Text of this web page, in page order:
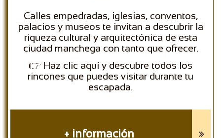
Calles empedradas, iglesias, conventos,
palacios y museos te invitan a descubrir la
riqueza cultural y arquitectónica de esta
ciudad manchega con tanto que ofrecer.
👉 Haz clic aquí y descubre todos los
rincones que puedes visitar durante tu
escapada.
+ información 